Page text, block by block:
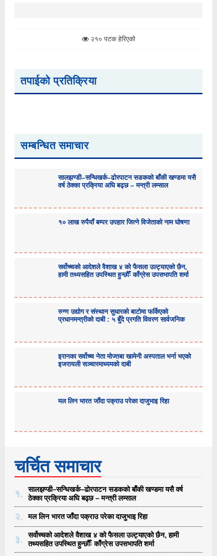
२१० पटक हेरिएको
तपाईको प्रतिक्रिया
सम्बन्धित समाचार
सालझण्डी–सन्धिखर्क–ढोरपाटन सडकको बाँकी खण्डमा यसै
वर्ष ठेक्का प्रक्रिया अघि बढ्छ – मन्त्री लम्साल
१० लाख रुपैयाँ बम्पर उपहार जित्ने विजेताको नाम घोषणा
सर्वोच्चको आदेशले वैशाख ४ को फैसला उल्ट्याएको छैन,
हामी तथ्यसहित उपस्थित हुन्छौँः काँग्रेस उपसभापति शर्मा
रुग्ण उद्योग र संस्थान सुधारको बाटोमा फर्किएको
प्रधानमन्त्रीको दाबी : ५ बुँदे प्रगति विवरण सार्वजनिक
इरानका सर्वोच्च नेता मोज्तबा खामेनी अस्पताल भर्ना भएको
इजरायली सञ्चारमाध्यमको दाबी
मल लिन भारत जाँदा पक्राउ परेका दाजुभाइ रिहा
चर्चित समाचार
१.
सालझण्डी–सन्धिखर्क–ढोरपाटन सडकको बाँकी खण्डमा यसै वर्ष
ठेक्का प्रक्रिया अघि बढ्छ – मन्त्री लम्साल
२. मल लिन भारत जाँदा पक्राउ परेका दाजुभाइ रिहा
३.
सर्वोच्चको आदेशले वैशाख ४ को फैसला उल्ट्याएको छैन, हामी
तथ्यसहित उपस्थित हुन्छौँः काँग्रेस उपसभापति शर्मा